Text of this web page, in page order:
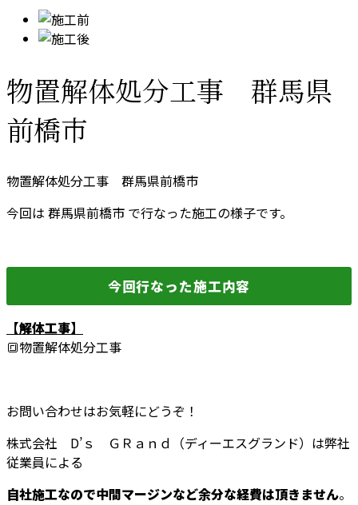
物置解体処分工事 群馬県
前橋市
物置解体処分工事 群馬県前橋市
今回は 群馬県前橋市 で行なった施工の様子です。
今回行なった施工内容
【解体工事】
🔳物置解体処分工事
お問い合わせはお気軽にどうぞ！
株式会社 D’ｓ ＧＲａｎｄ（ディーエスグランド）は弊社
従業員による
自社施工なので中間マージンなど余分な経費は頂きません。